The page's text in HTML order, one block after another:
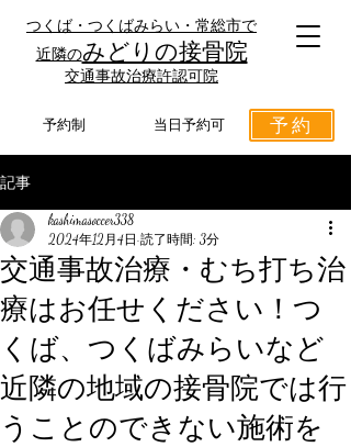
つくば・つくばみらい・常総市で
近隣のみどりの接骨院
​交通事故治療許認可院
予約制 当日予約可 予約
記事
交通事故治療・むち打ち治
療はお任せください！つ
くば、つくばみらいなど
近隣の地域の接骨院では行
うことのできない施術を
kashimasoccer338
2024年12月4日 読了時間: 3分